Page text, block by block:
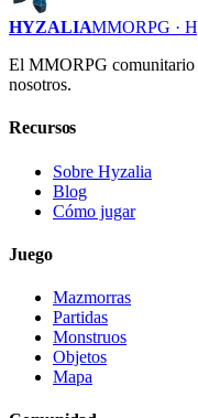
HYZALIAMMORPG ·
El MMORPG comunitario
nosotros.
Recursos
Sobre Hyzalia
Blog
Cómo jugar
Juego
Mazmorras
Partidas
Monstruos
Objetos
Mapa